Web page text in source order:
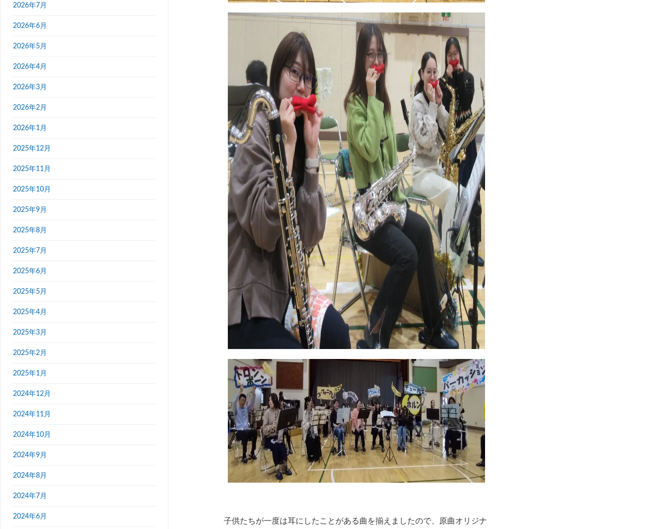
子供たちが一度は耳にしたことがある曲を揃えましたので、原曲オリジナ
2026年7月
2026年6月
2026年5月
2026年4月
2026年3月
2026年2月
2026年1月
2025年12月
2025年11月
2025年10月
2025年9月
2025年8月
2025年7月
2025年6月
2025年5月
2025年4月
2025年3月
2025年2月
2025年1月
2024年12月
2024年11月
2024年10月
2024年9月
2024年8月
2024年7月
2024年6月